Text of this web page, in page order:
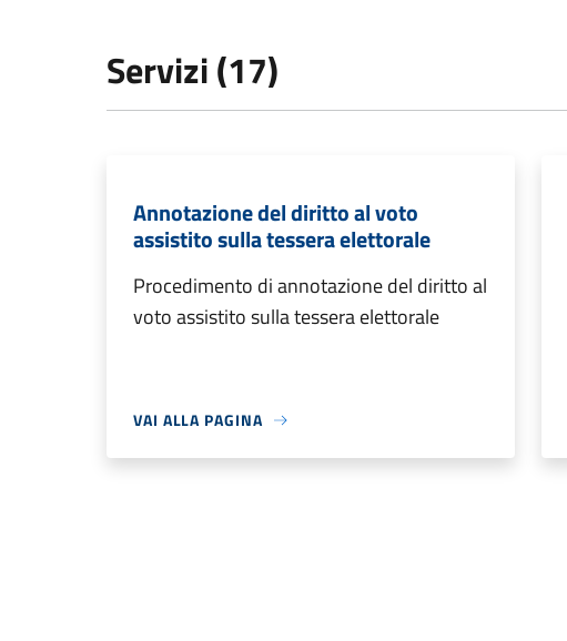
Servizi (17)
Annotazione del diritto al voto
assistito sulla tessera elettorale
Procedimento di annotazione del diritto al
voto assistito sulla tessera elettorale
VAI ALLA PAGINA